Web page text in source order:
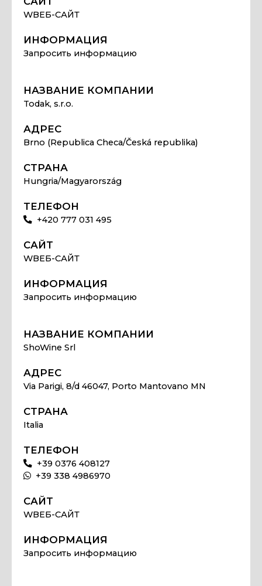
WВЕБ-САЙТ
ИНФОРМАЦИЯ
Запросить информацию
НАЗВАНИЕ КОМПАНИИ
Todak, s.r.o.
АДРЕС
Brno (Republica Checa/Česká republika)
СТРАНА
Hungria/Magyarország
ТЕЛЕФОН
+420 777 031 495
САЙТ
WВЕБ-САЙТ
ИНФОРМАЦИЯ
Запросить информацию
НАЗВАНИЕ КОМПАНИИ
ShoWine Srl
АДРЕС
Via Parigi, 8/d 46047, Porto Mantovano MN
СТРАНА
Italia
ТЕЛЕФОН
+39 0376 408127
+39 338 4986970
САЙТ
WВЕБ-САЙТ
ИНФОРМАЦИЯ
Запросить информацию